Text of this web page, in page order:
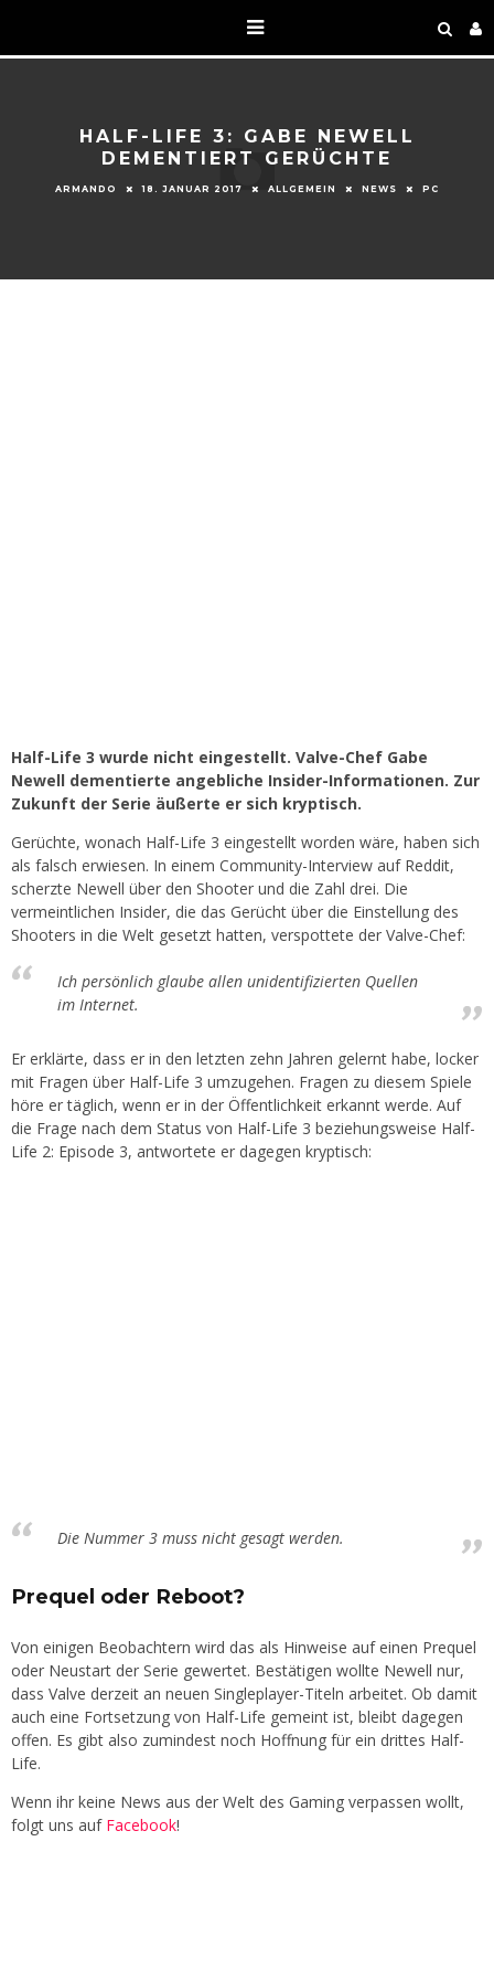
HALF-LIFE 3: GABE NEWELL
DEMENTIERT GERÜCHTE
ARMANDO 18. JANUAR 2017 ALLGEMEIN NEWS PC
Half-Life 3 wurde nicht eingestellt. Valve-Chef Gabe
Newell dementierte angebliche Insider-Informationen. Zur
Zukunft der Serie äußerte er sich kryptisch.
Gerüchte, wonach Half-Life 3 eingestellt worden wäre, haben sich
als falsch erwiesen. In einem Community-Interview auf Reddit,
scherzte Newell über den Shooter und die Zahl drei. Die
vermeintlichen Insider, die das Gerücht über die Einstellung des
Shooters in die Welt gesetzt hatten, verspottete der Valve-Chef:
Ich persönlich glaube allen unidentifizierten Quellen
im Internet.
Er erklärte, dass er in den letzten zehn Jahren gelernt habe, locker
mit Fragen über Half-Life 3 umzugehen. Fragen zu diesem Spiele
höre er täglich, wenn er in der Öffentlichkeit erkannt werde. Auf
die Frage nach dem Status von Half-Life 3 beziehungsweise Half-
Life 2: Episode 3, antwortete er dagegen kryptisch:
Die Nummer 3 muss nicht gesagt werden.
Prequel oder Reboot?
Von einigen Beobachtern wird das als Hinweise auf einen Prequel
oder Neustart der Serie gewertet. Bestätigen wollte Newell nur,
dass Valve derzeit an neuen Singleplayer-Titeln arbeitet. Ob damit
auch eine Fortsetzung von Half-Life gemeint ist, bleibt dagegen
offen. Es gibt also zumindest noch Hoffnung für ein drittes Half-
Life.
Wenn ihr keine News aus der Welt des Gaming verpassen wollt,
folgt uns auf Facebook!